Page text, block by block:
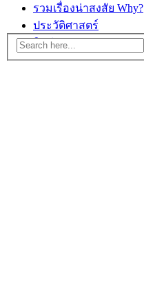
รวมเรื่องน่าสงสัย Why?
ประวัติศาสตร์
ติดต่อ